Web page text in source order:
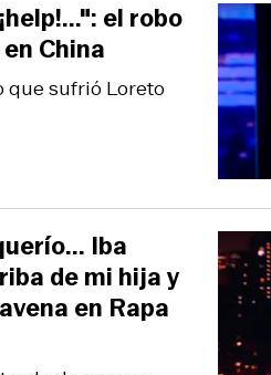
que sufrió Loreto
el robo
China
Iba
de mi hija y
en Rapa